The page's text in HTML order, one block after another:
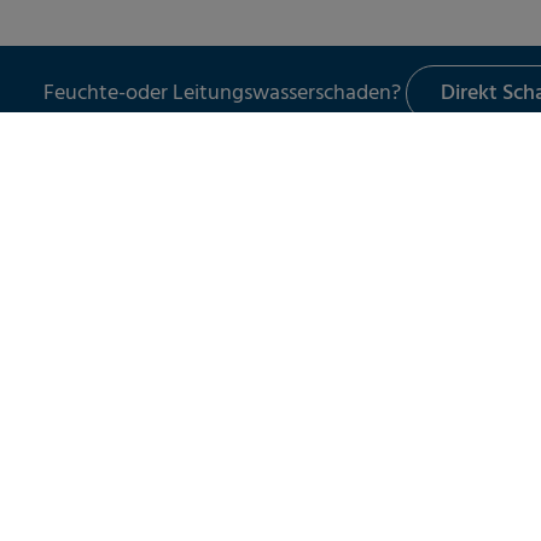
Feuchte-oder Leitungswasserschaden? Direkt